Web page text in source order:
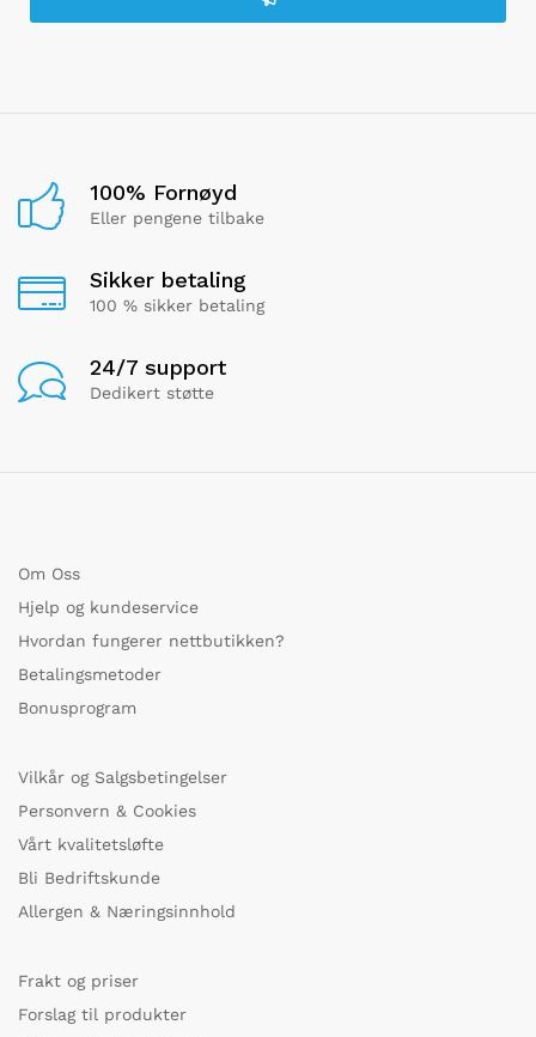
100% Fornøyd
Eller pengene tilbake
Sikker betaling
100 % sikker betaling
24/7 support
Dedikert støtte
Om Oss
Hjelp og kundeservice
Hvordan fungerer nettbutikken?
Betalingsmetoder
Bonusprogram
Vilkår og Salgsbetingelser
Personvern & Cookies
Vårt kvalitetsløfte
Bli Bedriftskunde
Allergen & Næringsinnhold
Frakt og priser
Forslag til produkter